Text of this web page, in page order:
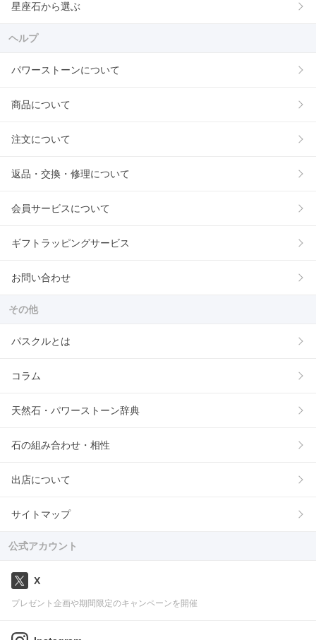
星座石から選ぶ
ヘルプ
パワーストーンについて
商品について
注文について
返品・交換・修理について
会員サービスについて
ギフトラッピングサービス
お問い合わせ
その他
パスクルとは
コラム
天然石・パワーストーン辞典
石の組み合わせ・相性
出店について
サイトマップ
公式アカウント
X
プレゼント企画や期間限定のキャンペーンを開催